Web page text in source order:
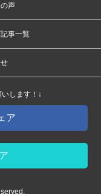
声
事一覧
します！↓
ア